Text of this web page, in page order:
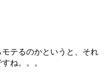
テるのかというと、それ
ね。。。